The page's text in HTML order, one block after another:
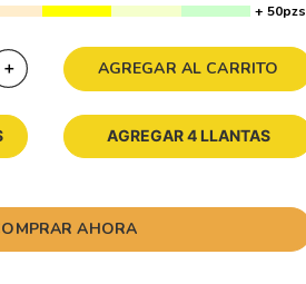
+ 50pzs
＋ AGREGAR AL CARRITO
AGREGAR 4 LLANTAS
AHORA